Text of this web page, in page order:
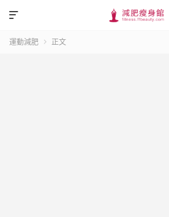

運動減肥  正文